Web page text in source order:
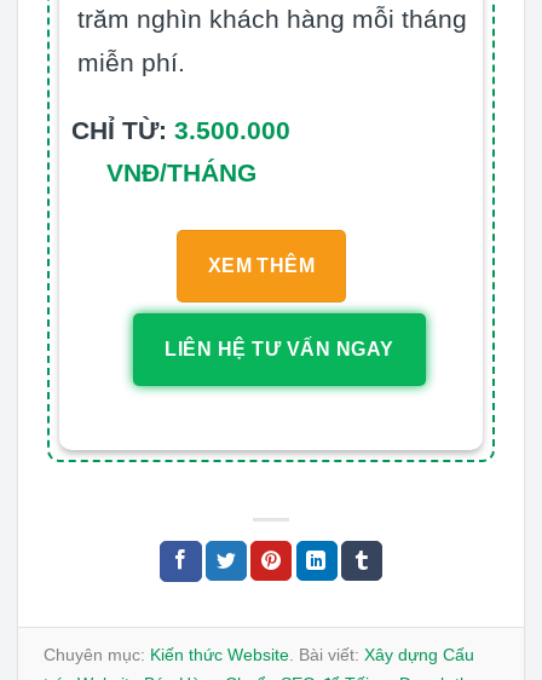
trăm nghìn khách hàng mỗi tháng
miễn phí.
CHỈ TỪ: 3.500.000
VNĐ/THÁNG
XEM THÊM
LIÊN HỆ TƯ VẤN NGAY
Chuyên mục: Kiến thức Website. Bài viết: Xây dựng Cấu